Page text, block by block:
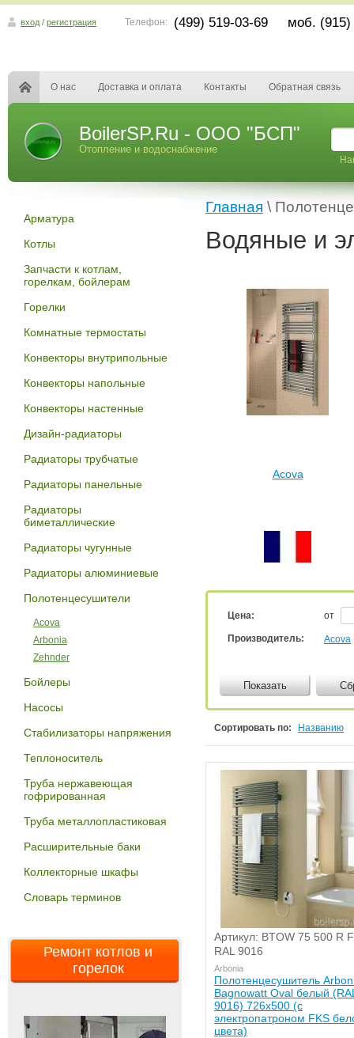
вход / регистрация Телефон: (499) 519-03-69 моб. (915)
О нас Доставка и оплата Контакты Обратная связь
BoilerSP.Ru - ООО "БСП"
Отопление и водоснабжение
Арматура
Котлы
Запчасти к котлам,
горелкам, бойлерам
Горелки
Комнатные термостаты
Конвекторы внутрипольные
Конвекторы напольные
Конвекторы настенные
Дизайн-радиаторы
Радиаторы трубчатые
Радиаторы панельные
Радиаторы
биметаллические
Радиаторы чугунные
Радиаторы алюминиевые
Полотенцесушители
Acova
Arbonia
Zehnder
Бойлеры
Насосы
Стабилизаторы напряжения
Теплоноситель
Труба нержавеющая
гофрированная
Труба металлопластиковая
Расширительные баки
Коллекторные шкафы
Словарь терминов
Ремонт котлов и
горелок
Главная \
Водяные и
Acova
Цена: от
Производитель: Acova
Показать
Сортировать по: Названию
Артикул: BTOW 75 500 R
RAL 9016
Arbonia
Полотенцесушитель
Bagnowatt Oval белый
9016) 726x500 (с
электропатроном FKS
цвета)